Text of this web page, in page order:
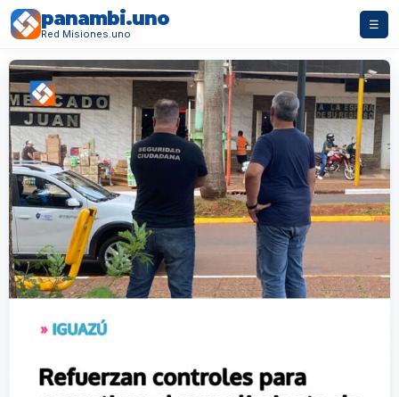
panambi.uno
Red Misiones.uno
☰